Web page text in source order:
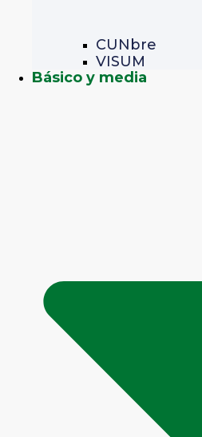
CUNbre
VISUM
Básico y media